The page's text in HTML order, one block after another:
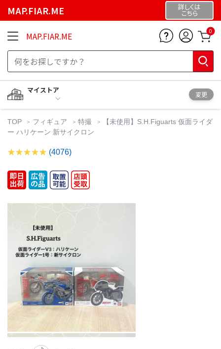
MAP.FIAR.ME 詳しくは
こちら
MAP.FIAR.ME 0
マイストア
変更
TOP フィギュア 特撮
【未使用】S.H.Figuarts 仮面ライダ
ー ハリケーン 新サイクロン
(4076)